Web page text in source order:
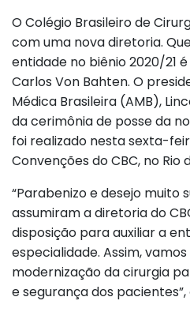
O Colégio Brasileiro de
com uma nova diretoria.
entidade no biênio 2020/21
Carlos Von Bahten. O
Médica Brasileira (AMB),
da cerimônia de posse da
foi realizado nesta sexta-
Convenções do CBC, no Rio
“Parabenizo e desejo muito
assumiram a diretoria do
disposição para auxiliar a
especialidade. Assim,
modernização da cirurgia
e segurança dos